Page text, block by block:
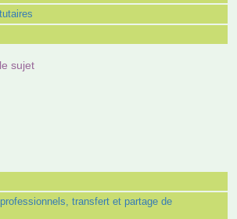
sujet
transfert et partage de